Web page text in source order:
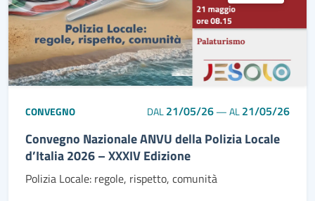
CONVEGNO DAL21/05/26—AL21/05/26
Convegno Nazionale ANVU della Polizia Locale
d’Italia 2026 – XXXIV Edizione
Polizia Locale: regole, rispetto, comunità